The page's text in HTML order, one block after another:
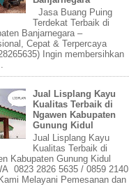
Jasa Buang Puing
Terdekat Terbaik di
Banjarnegara –
Cepat & Terpercaya
Ingin membersihkan
Jual Lisplang Kayu
Kualitas Terbaik di
Ngawen Kabupaten
Gunung Kidul
Jual Lisplang Kayu
Kualitas Terbaik di
Kabupaten Gunung Kidul
0823 2826 5635 / 0859 2140
Melayani Pemesanan dan